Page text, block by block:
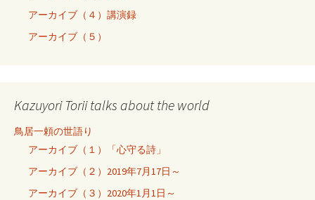
アーカイブ（４）講演録
アーカイブ（５）
Kazuyori Torii talks about the world
鳥居一頼の世語り
アーカイブ（１）「心守る詩」
アーカイブ（２）2019年7月17日～
アーカイブ（３）2020年1月1日～